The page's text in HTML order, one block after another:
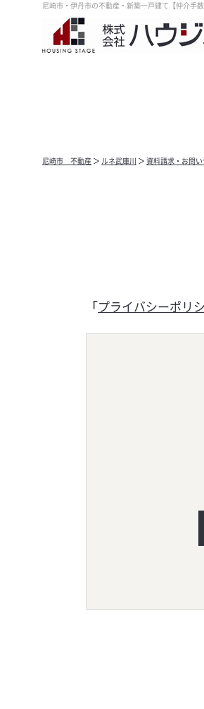
尼崎市・伊丹市の不動産・新築一戸建て【仲介手
尼崎市 不動産 ＞ ルネ武庫川 ＞ 資料請求・お問
「プライバシーポリ